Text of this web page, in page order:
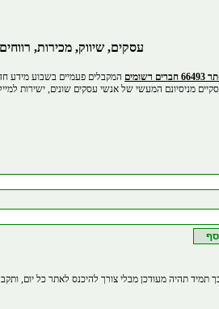
עסקים, שיווק, מכירות,
רשומים
המקבלים פעמיים בשבוע מידע
מניסיונם המעשי של אנשי עסקים שונים, ישירות
תמיד תהיה מעודכן מבלי צורך להיכנס לאתר כל יום,